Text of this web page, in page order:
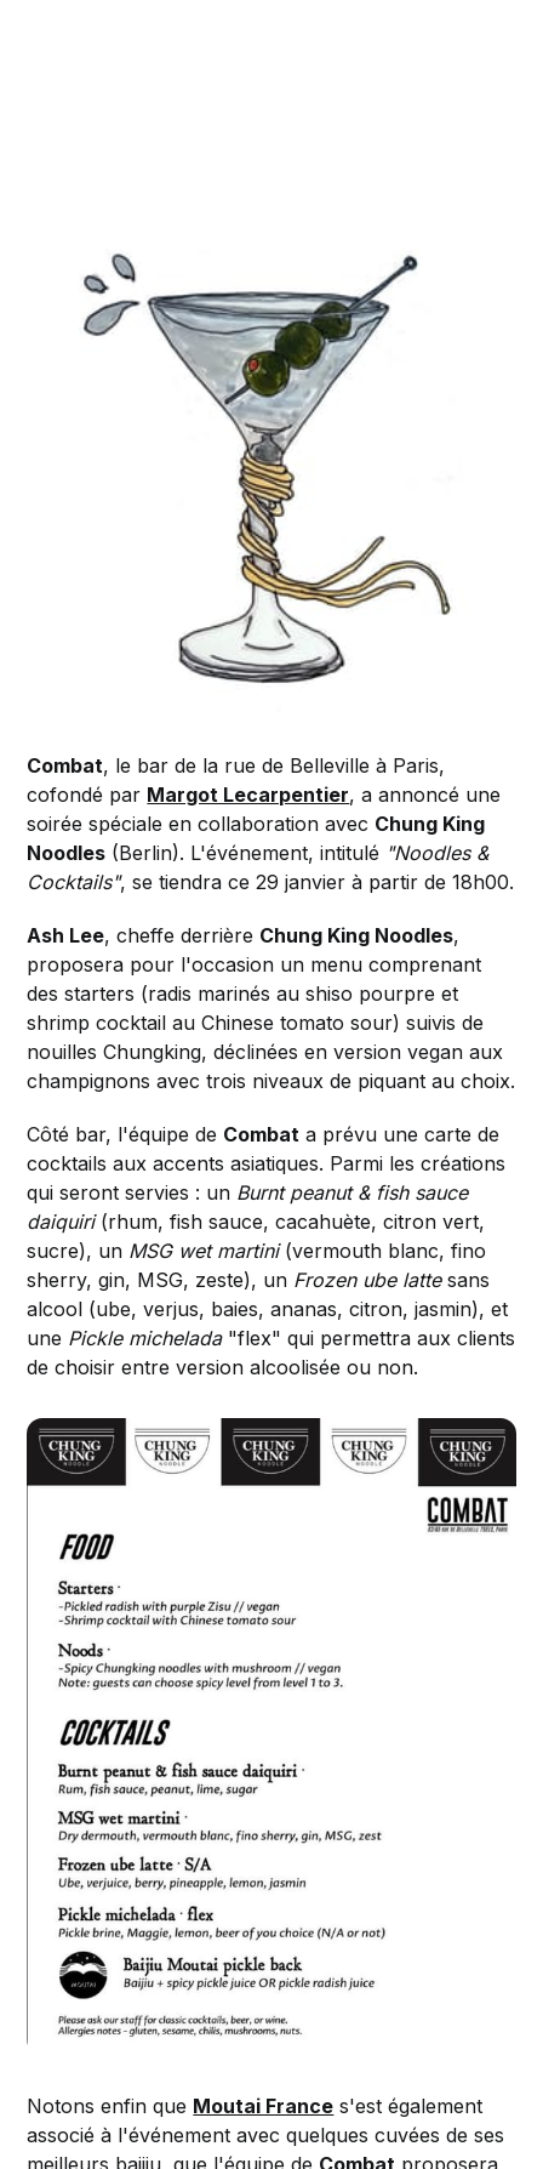
Combat, le bar de la rue de Belleville à Paris,
cofondé par Margot Lecarpentier, a annoncé une
soirée spéciale en collaboration avec Chung King
Noodles (Berlin). L'événement, intitulé "Noodles &
Cocktails", se tiendra ce 29 janvier à partir de 18h00.
Ash Lee, cheffe derrière Chung King Noodles,
proposera pour l'occasion un menu comprenant
des starters (radis marinés au shiso pourpre et
shrimp cocktail au Chinese tomato sour) suivis de
nouilles Chungking, déclinées en version vegan aux
champignons avec trois niveaux de piquant au choix.
Côté bar, l'équipe de Combat a prévu une carte de
cocktails aux accents asiatiques. Parmi les créations
qui seront servies : un Burnt peanut & fish sauce
daiquiri(rhum, fish sauce, cacahuète, citron vert,
sucre), un MSG wet martini(vermouth blanc, fino
sherry, gin, MSG, zeste), un Frozen ube lattesans
alcool (ube, verjus, baies, ananas, citron, jasmin), et
une Pickle michelada"flex" qui permettra aux clients
de choisir entre version alcoolisée ou non.
Notons enfin que Moutai France s'est également
associé à l'événement avec quelques cuvées de ses
meilleurs baijiu, que l'équipe de Combat proposera